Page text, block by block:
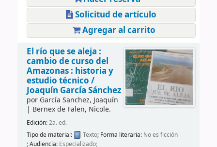
Solicitud de artículo
Agregar al carrito
El río que se aleja :
cambio de curso del
Amazonas : historia y
estudio técnico /
Joaquín García Sánchez
por García Sanchez, Joaquín
| Bernex de Falen, Nicole.
Edición:2a. ed.
Tipo de material:
Texto; Forma literaria: No es ficción
; Audiencia: Especializado;